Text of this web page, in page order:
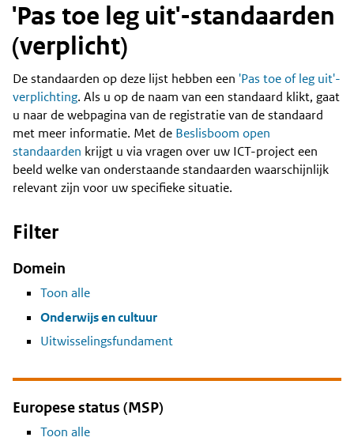
'Pas toe leg uit'-standaarden
(verplicht)
Content
De standaarden op deze lijst hebben een 'Pas toe of leg uit'-
verplichting. Als u op de naam van een standaard klikt, gaat
u naar de webpagina van de registratie van de standaard
met meer informatie. Met de Beslisboom open
standaarden krijgt u via vragen over uw ICT-project een
beeld welke van onderstaande standaarden waarschijnlijk
relevant zijn voor uw specifieke situatie.
Filter
Domein
Toon alle
Onderwijs en cultuur
Uitwisselingsfundament
Europese status (MSP)
Toon alle